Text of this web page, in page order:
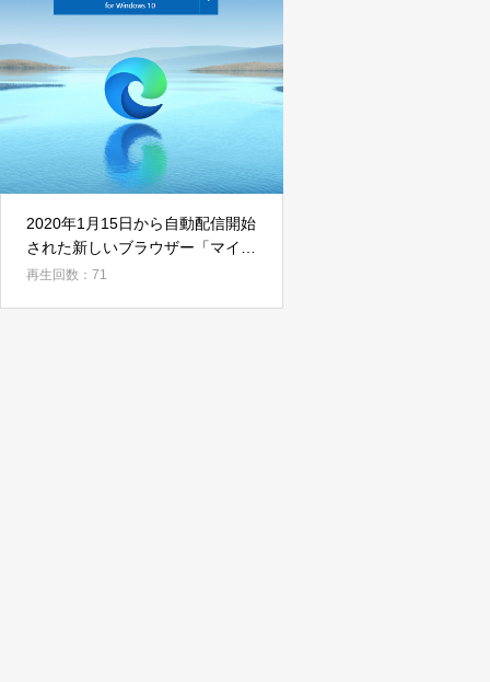
2020年1月15日から自動配信開始
された新しいブラウザー「マイク
ロソフトエッジ」
再生回数：71